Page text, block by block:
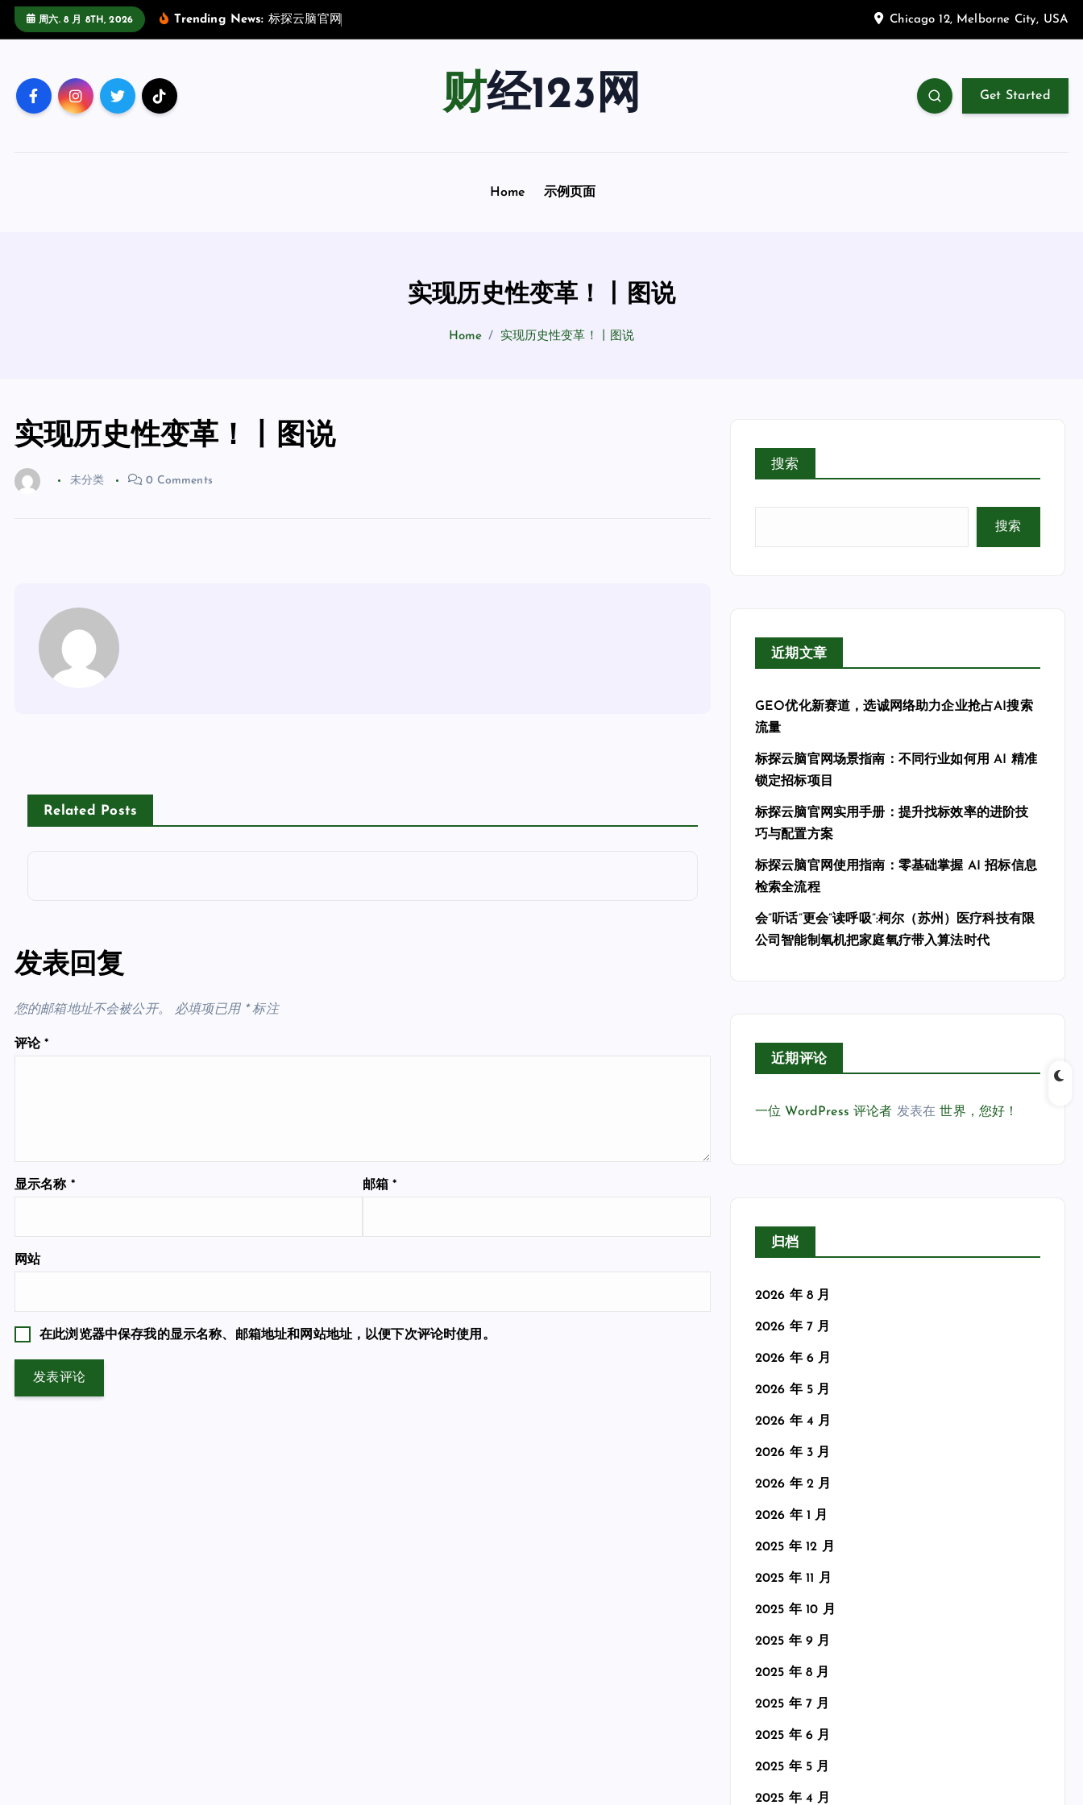
周六. 8 月 8TH, 2026 Trending News: 标探云脑官 网 Chicago 12, Melborne City, USA
财经123网 Get Started
Home 示例页面
实现历史性变革！丨图说
Home 实现历史性变革！丨图说
实现历史性变革！丨图说
未分类 0 Comments
Related Posts
发表回复
您的邮箱地址不会被公开。 必填项已用 *标注
评论*
显示名称 * 邮箱*
网站
在此浏览器中保存我的显示名称、邮箱地址和网站地址，以便下次评论时使用。
搜索
搜索
近期文章
GEO优化新赛道，选诚网络助力企业抢占AI搜索
流量
标探云脑官网场景指南：不同行业如何用 AI 精准
锁定招标项目
标探云脑官网实用手册：提升找标效率的进阶技
巧与配置方案
标探云脑官网使用指南：零基础掌握 AI 招标信息
检索全流程
会”听话”更会”读呼吸”:柯尔（苏州）医疗科技有限
公司智能制氧机把家庭氧疗带入算法时代
近期评论
一位 WordPress 评论者 发表在世界，您好！
归档
2026 年 8 月
2026 年 7 月
2026 年 6 月
2026 年 5 月
2026 年 4 月
2026 年 3 月
2026 年 2 月
2026 年 1 月
2025 年 12 月
2025 年 11 月
2025 年 10 月
2025 年 9 月
2025 年 8 月
2025 年 7 月
2025 年 6 月
2025 年 5 月
2025 年 4 月